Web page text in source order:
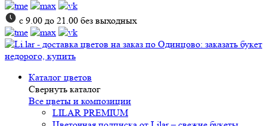
с 9.00 до 21.00 без выходных
Каталог цветов
Свернуть каталог
Все цветы и композиции
LILAR PREMIUM